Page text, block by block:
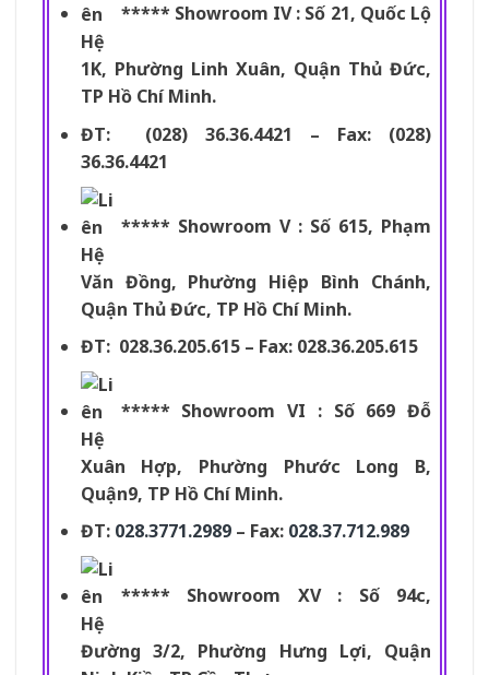
***** Showroom IV : Số 21, Quốc Lộ
1K, Phường Linh Xuân, Quận Thủ Đức,
TP Hồ Chí Minh.
ĐT: (028) 36.36.4421 – Fax: (028)
36.36.4421
***** Showroom V : Số 615, Phạm
Văn Đồng, Phường Hiệp Bình Chánh,
Quận Thủ Đức, TP Hồ Chí Minh.
ĐT: 028.36.205.615 – Fax: 028.36.205.615
***** Showroom VI : Số 669 Đỗ
Xuân Hợp, Phường Phước Long B,
Quận9, TP Hồ Chí Minh.
ĐT: 028.3771.2989– Fax: 028.37.712.989
***** Showroom XV : Số 94c,
Đường 3/2, Phường Hưng Lợi, Quận